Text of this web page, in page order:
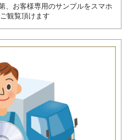
、お客様専用のサンプルをスマホ
観覧頂けます